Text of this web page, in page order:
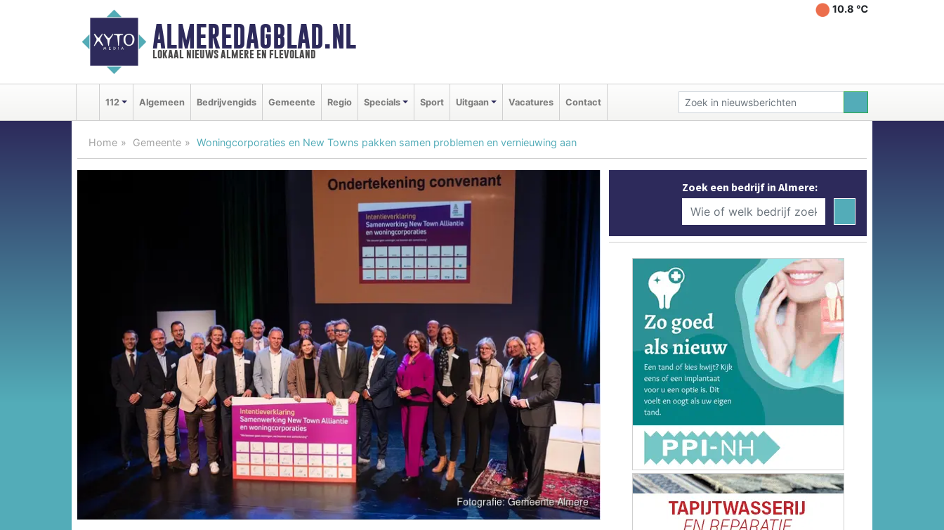
ALMEREDAGBLAD.NL
lokaal nieuws almere en flevoland
10.8 ℃
112 Algemeen Bedrijvengids Gemeente Regio Specials Sport Uitgaan Vacatures Contact
Home Gemeente Woningcorporaties en New Towns pakken samen problemen en vernieuwing aan
Zoek een bedrijf in Almere: